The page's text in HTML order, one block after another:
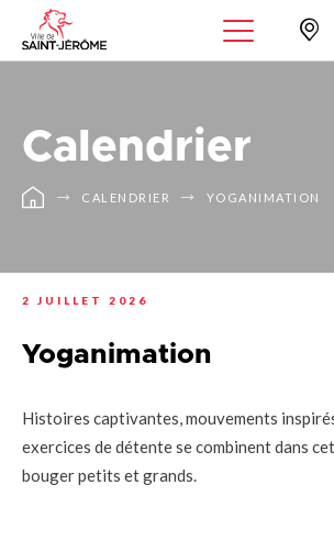
Calendrier
CALENDRIER YOGANIMATION
2 JUILLET 2026
Yoganimation
Histoires captivantes, mouvements
exercices de détente se combinent dans
bouger petits et grands.